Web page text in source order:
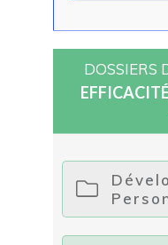
DOSSIERS